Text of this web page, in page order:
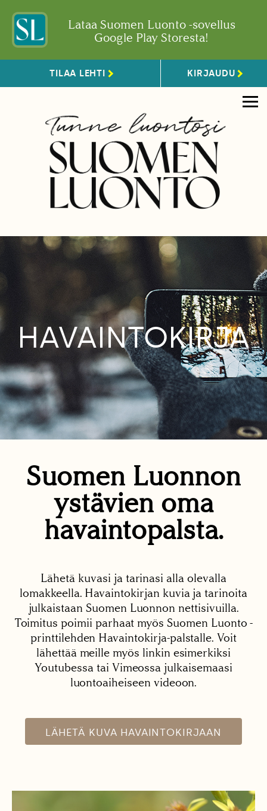
Lataa Suomen Luonto -sovellus
Google Play Storesta!
TILAA LEHTI KIRJAUDU
HAVAINTOKIRJA
Suomen Luonnon
ystävien oma
havaintopalsta.
Lähetä kuvasi ja tarinasi alla olevalla
lomakkeella. Havaintokirjan kuvia ja tarinoita
julkaistaan Suomen Luonnon nettisivuilla.
Toimitus poimii parhaat myös Suomen Luonto -
printtilehden Havaintokirja-palstalle. Voit
lähettää meille myös linkin esimerkiksi
Youtubessa tai Vimeossa julkaisemaasi
luontoaiheiseen videoon.
LÄHETÄ KUVA HAVAINTOKIRJAAN